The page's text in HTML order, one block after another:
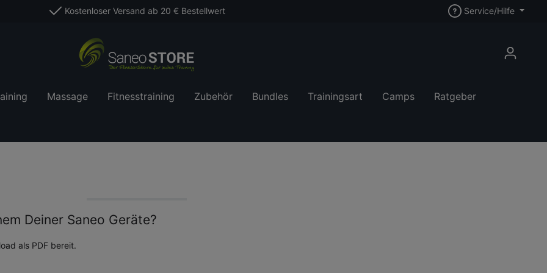
Kostenloser Versand ab 20 € Bestellwert Service/Hilfe
Massage Fitnesstraining Zubehör Bundles Trainingsart Camps Ratgeber
Deiner Saneo Geräte?
als PDF bereit.